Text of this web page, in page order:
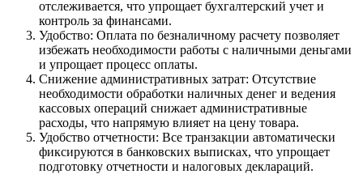
отслеживается, что упрощает бухгалтерский учет и
контроль за финансами.
Удобство: Оплата по безналичному расчету позволяет
избежать необходимости работы с наличными деньгами
и упрощает процесс оплаты.
Снижение административных затрат: Отсутствие
необходимости обработки наличных денег и ведения
кассовых операций снижает административные
расходы, что напрямую влияет на цену товара.
Удобство отчетности: Все транзакции автоматически
фиксируются в банковских выписках, что упрощает
подготовку отчетности и налоговых деклараций.